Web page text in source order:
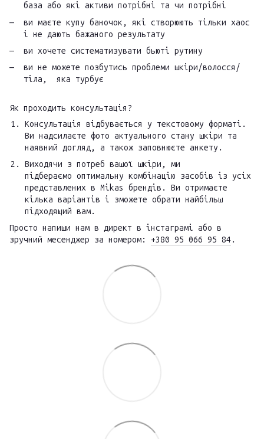
база або які активи потрібні та чи потрібні
ви маєте купу баночок, які створюють тільки хаос
і не дають бажаного результату
ви хочете систематизувати бьюті рутину
ви не можете позбутись проблеми шкіри/волосся/
тіла, яка турбує
Як проходить консультація?
Консультація відбувається у текстовому форматі.
Ви надсилаєте фото актуального стану шкіри та
наявний догляд, а також заповнюєте анкету.
Виходячи з потреб вашої шкіри, ми
підбераємо оптимальну комбінацію засобів із усіх
представлених в Mikas брендів. Ви отримаєте
кілька варіантів і зможете обрати найбільш
підходящий вам.
Просто напиши нам в директ в інстаграмі або в
зручний месенджер за номером: +380 95 066 95 84.